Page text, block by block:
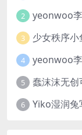
2
3
4
5
6